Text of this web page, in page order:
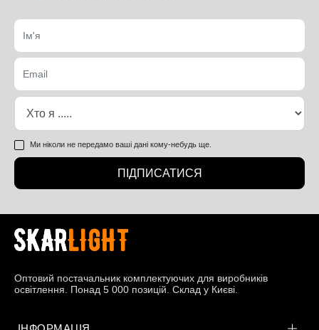
Ми ніколи не передамо ваші дані кому-небудь ще.
ПІДПИСАТИСЯ
Оптовий постачальник комплектуючих для виробників
освітлення. Понад 5 000 позицій. Склад у Києві.